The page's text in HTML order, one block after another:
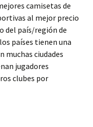
camisetas de
al mejor precio
del país/región de
países tienen una
muchas ciudades
jugadores
clubes por